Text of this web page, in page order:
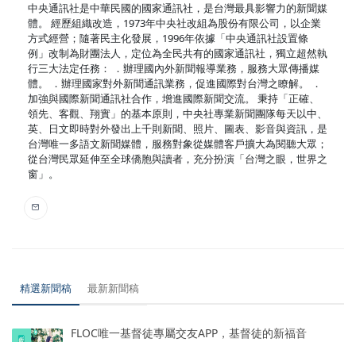
中央通訊社是中華民國的國家通訊社，是台灣最具影響力的新聞媒
體。 經歷組織改造，1973年中央社改組為股份有限公司，以企業
方式經營；隨著民主化發展，1996年依據「中央通訊社設置條
例」改制為財團法人，定位為全民共有的國家通訊社，獨立超然執
行三大法定任務： ．辦理國內外新聞報導業務，服務大眾傳播媒
體。 ．辦理國家對外新聞通訊業務，促進國際對台灣之瞭解。 ．
加強與國際新聞通訊社合作，增進國際新聞交流。 秉持「正確、
領先、客觀、翔實」的基本原則，中央社專業新聞團隊每天以中、
英、日文即時對外發出上千則新聞、照片、圖表、影音與資訊，是
台灣唯一多語文新聞媒體，服務對象從媒體客戶擴大為閱聽大眾；
從台灣民眾延伸至全球僑胞與讀者，充分扮演「台灣之眼，世界之
窗」。
精選新聞稿 最新新聞稿
FLOC唯一基督徒專屬交友APP，基督徒的新福音